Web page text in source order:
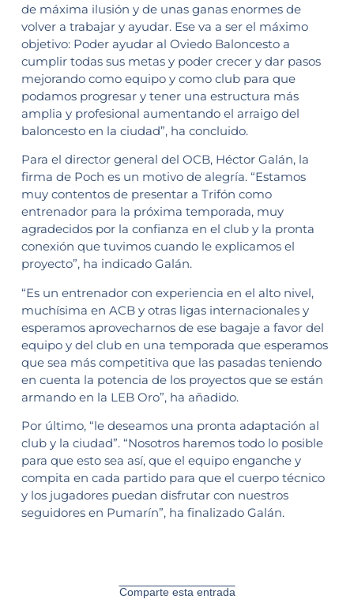
de máxima ilusión y de unas ganas enormes de
volver a trabajar y ayudar. Ese va a ser el máximo
objetivo: Poder ayudar al Oviedo Baloncesto a
cumplir todas sus metas y poder crecer y dar pasos
mejorando como equipo y como club para que
podamos progresar y tener una estructura más
amplia y profesional aumentando el arraigo del
baloncesto en la ciudad”, ha concluido.
Para el director general del OCB, Héctor Galán, la
firma de Poch es un motivo de alegría. “Estamos
muy contentos de presentar a Trifón como
entrenador para la próxima temporada, muy
agradecidos por la confianza en el club y la pronta
conexión que tuvimos cuando le explicamos el
proyecto”, ha indicado Galán.
“Es un entrenador con experiencia en el alto nivel,
muchísima en ACB y otras ligas internacionales y
esperamos aprovecharnos de ese bagaje a favor del
equipo y del club en una temporada que esperamos
que sea más competitiva que las pasadas teniendo
en cuenta la potencia de los proyectos que se están
armando en la LEB Oro”, ha añadido.
Por último, “le deseamos una pronta adaptación al
club y la ciudad”. “Nosotros haremos todo lo posible
para que esto sea así, que el equipo enganche y
compita en cada partido para que el cuerpo técnico
y los jugadores puedan disfrutar con nuestros
seguidores en Pumarín”, ha finalizado Galán.
Comparte esta entrada